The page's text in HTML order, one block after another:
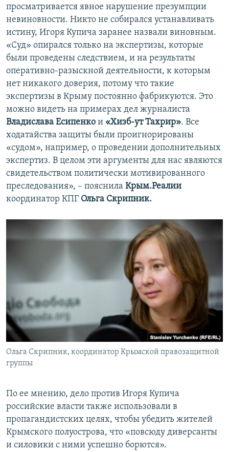
просматривается явное нарушение презумпции
невиновности. Никто не собирался устанавливать
истину, Игоря Купича заранее назвали виновным.
«Суд» опирался только на экспертизы, которые
были проведены следствием, и на результаты
оперативно-разыскной деятельности, к которым
нет никакого доверия, потому что такие
экспертизы в Крыму постоянно фабрикуются. Это
можно видеть на примерах дел журналиста
Владислава Есипенко и «Хизб-ут Тахрир». Все
ходатайства защиты были проигнорированы
«судом», например, о проведении дополнительных
экспертиз. В целом эти аргументы для нас являются
свидетельством политически мотивированного
преследования», – пояснила Крым.Реалии
координатор КПГ Ольга Скрипник.
Ольга Скрипник, координатор Крымской правозащитной
группы
По ее мнению, дело против Игоря Купича
российские власти также использовали в
пропагандистских целях, чтобы убедить жителей
Крымского полуострова, что «повсюду диверсанты
и силовики с ними успешно борются».